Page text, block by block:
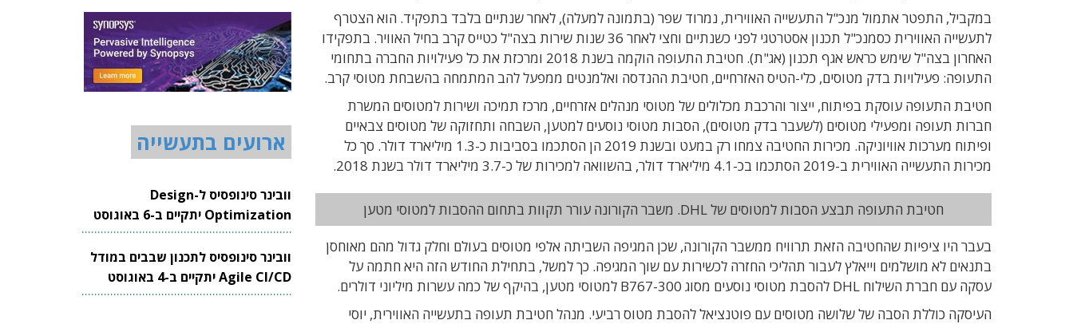
במקביל, התפטר אתמול מנכ"ל התעשייה האווירית, נמרוד שפר (בתמונה למעלה), לאחר שנתיים בלבד בתפקיד. הוא הצטרף
לתעשייה האווירית כסמנכ"ל תכנון אסטרטגי לפני כשנתיים וחצי לאחר 36 שנות שירות בצה"ל כטייס קרב בחיל האוויר. בתפקידו
האחרון בצה"ל שימש כראש אגף תכנון (אג"ת). חטיבת התעופה הוקמה בשנת 2018 ומרכזת את כל פעילויות החברה בתחומי
התעופה: פעילויות בדק מטוסים, כלי-הטיס האזרחיים, חטיבת ההנדסה ואלמנטים ממפעל להב המתמחה בהשבחת מטוסי קרב.
חטיבת התעופה עוסקת בפיתוח, ייצור והרכבת מכלולים של מטוסי מנהלים אזרחיים, מרכז תמיכה ושירות למטוסים המשרת
חברות תעופה ומפעילי מטוסים (לשעבר בדק מטוסים), הסבות מטוסי נוסעים למטען, השבחה ותחזוקה של מטוסים צבאיים
ופיתוח מערכות אוויוניקה. מכירות החטיבה צמחו רק במעט ובשנת 2019 הן הסתכמו בסביבות כ-1.3 מיליארד דולר. סך כל
מכירות התעשייה האווירית ב-2019 הסתכמו בכ-4.1 מיליארד דולר, בהשוואה למכירות של כ-3.7 מיליארד דולר בשנת 2018.
חטיבת התעופה תבצע הסבות למטוסים של DHL. משבר הקורונה עורר תקוות בתחום ההסבות למטוסי מטען
בעבר היו ציפיות שהחטיבה הזאת תרוויח ממשבר הקורונה, שכן המגיפה השביתה אלפי מטוסים בעולם וחלק גדול מהם מאוחסן
בתנאים לא מושלמים וייאלץ לעבור תהליכי החזרה לכשירות עם שוך המגיפה. כך למשל, בתחילת החודש הזה היא חתמה על
עסקה עם חברת השילוח DHL להסבת מטוסי נוסעים מסוג B767-300 למטוסי מטען, בהיקף של כמה עשרות מיליוני דולרים.
העיסקה כוללת הסבה של שלושה מטוסים עם פוטנציאל להסבת מטוס רביעי. מנהל חטיבת תעופה בתעשייה האווירית, יוסי
ארועים בתעשייה
וובינר סינופסיס ל-Design
Optimization יתקיים ב-6 באוגוסט
2026
וובינר סינופסיס לתכנון שבבים במודל
Agile CI/CD יתקיים ב-4 באוגוסט
2026